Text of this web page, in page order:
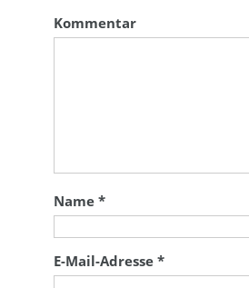
Kommentar
Name*
E-Mail-Adresse*